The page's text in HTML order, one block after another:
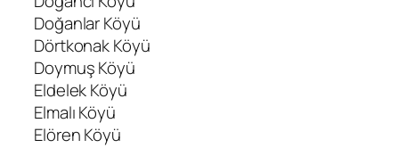
Doğanlar Köyü
Dörtkonak Köyü
Doymuş Köyü
Eldelek Köyü
Elmalı Köyü
Elören Köyü